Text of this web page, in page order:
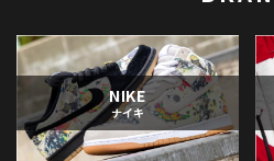
NIKE
ナイキ